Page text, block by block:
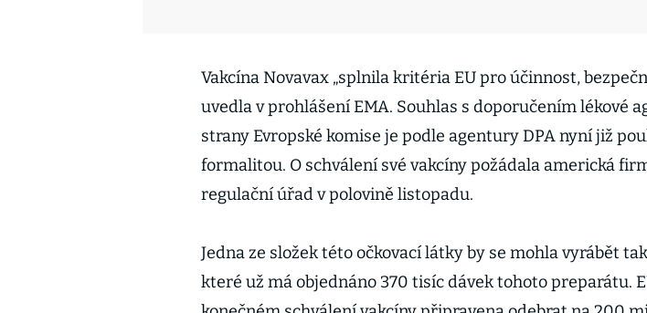
Vakcína Novavax „splnila kritéria EU pro účinnost,
uvedla v prohlášení EMA. Souhlas s doporučením lékové
strany Evropské komise je podle agentury DPA nyní již
formalitou. O schválení své vakcíny požádala americká
regulační úřad v polovině listopadu.
Jedna ze složek této očkovací látky by se mohla vyrábět
které už má objednáno 370 tisíc dávek tohoto preparátu.